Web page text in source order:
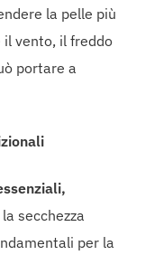
la pelle più
vento, il freddo
portare a
secchezza
per la